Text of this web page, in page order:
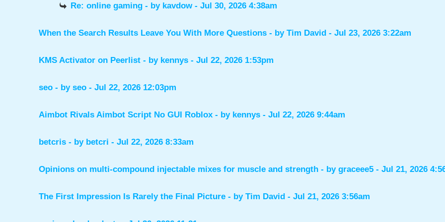
Re: online gaming - by kavdow- Jul 30, 2026 4:38am
When the Search Results Leave You With More Questions - by Tim David- Jul 23, 2026 3:22am
KMS Activator on Peerlist - by kennys- Jul 22, 2026 1:53pm
seo - by seo- Jul 22, 2026 12:03pm
Aimbot Rivals Aimbot Script No GUI Roblox - by kennys- Jul 22, 2026 9:44am
betcris - by betcri - Jul 22, 2026 8:33am
Opinions on multi-compound injectable mixes for muscle and strength - by graceee5- Jul 21, 2026
The First Impression Is Rarely the Final Picture - by Tim David- Jul 21, 2026 3:56am